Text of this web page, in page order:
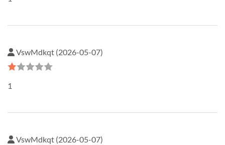
VswMdkqt (2026-05-07)
1
VswMdkqt (2026-05-07)